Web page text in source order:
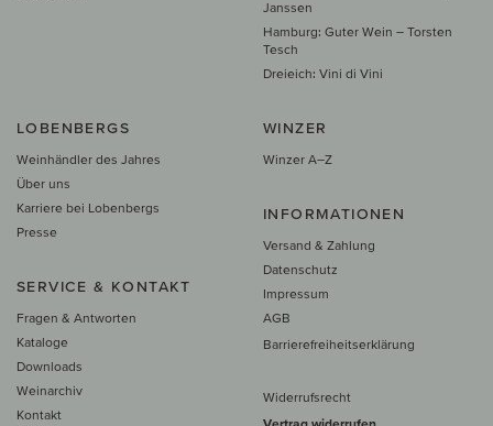
Janssen
Hamburg: Guter Wein – Torsten
Tesch
Dreieich: Vini di Vini
LOBENBERGS
Weinhändler des Jahres
Über uns
Karriere bei Lobenbergs
Presse
SERVICE & KONTAKT
Fragen & Antworten
Kataloge
Downloads
Weinarchiv
Kontakt
WINZER
Winzer A–Z
INFORMATIONEN
Versand & Zahlung
Datenschutz
Impressum
AGB
Barrierefreiheitserklärung
Widerrufsrecht